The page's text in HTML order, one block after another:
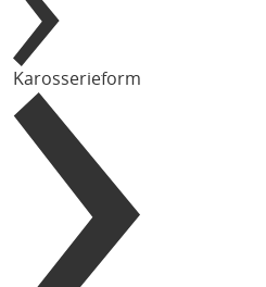
Karosserieform